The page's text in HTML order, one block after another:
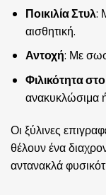
Ποικιλία Στυλ:
αισθητική.
Αντοχή: Με
Φιλικότητα
ανακυκλώσιμα ή
Οι ξύλινες
θέλουν ένα
αντανακλά